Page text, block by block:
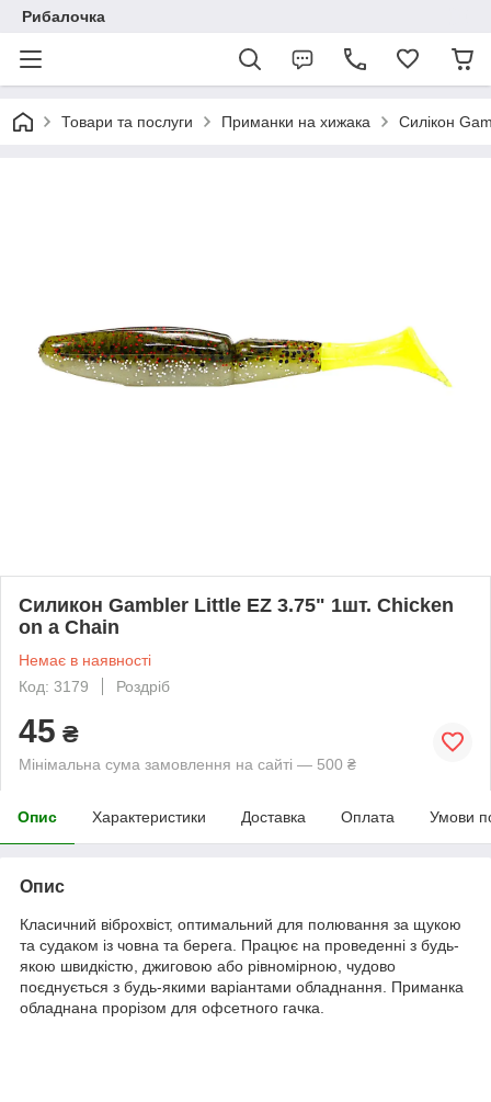
Рибалочка
Товари та послуги Приманки на хижака Силікон
Силикон Gambler Little EZ 3.75" 1шт. Chicken
on a Chain
Немає в наявності
Код: 3179
Роздріб
45 ₴
Мінімальна сума замовлення на сайті — 500 ₴
Опис Характеристики Доставка Оплата Умови
Опис
Класичний віброхвіст, оптимальний для полювання за щукою
та судаком із човна та берега. Працює на проведенні з будь-
якою швидкістю, джиговою або рівномірною, чудово
поєднується з будь-якими варіантами обладнання. Приманка
обладнана прорізом для офсетного гачка.